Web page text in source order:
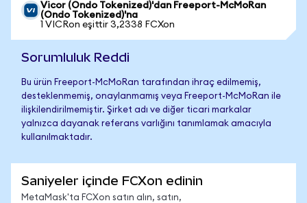
Vicor (Ondo Tokenized)'dan Freeport-McMoRan
(Ondo Tokenized)'na
1 VICRon eşittir 3,2338 FCXon
Sorumluluk Reddi
Bu ürün Freeport-McMoRan tarafından ihraç edilmemiş,
desteklenmemiş, onaylanmamış veya Freeport-McMoRan ile
ilişkilendirilmemiştir. Şirket adı ve diğer ticari markalar
yalnızca dayanak referans varlığını tanımlamak amacıyla
kullanılmaktadır.
Saniyeler içinde FCXon edinin
MetaMask'ta FCXon satın alın, satın,